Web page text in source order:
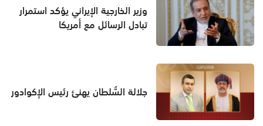
وزير الخارجية الإيراني يؤكد استمرار
تبادل الرسائل مع أمريكا
جلالة السُّلطان يهنئ رئيس الإكوادور